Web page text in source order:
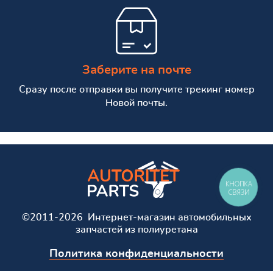
Заберите на почте
Сразу после отправки вы получите трекинг номер
Новой почты.
©2011-2026 Интернет-магазин автомобильных
запчастей из полиуретана
Политика конфиденциальности
КНОПКА
СВЯЗИ